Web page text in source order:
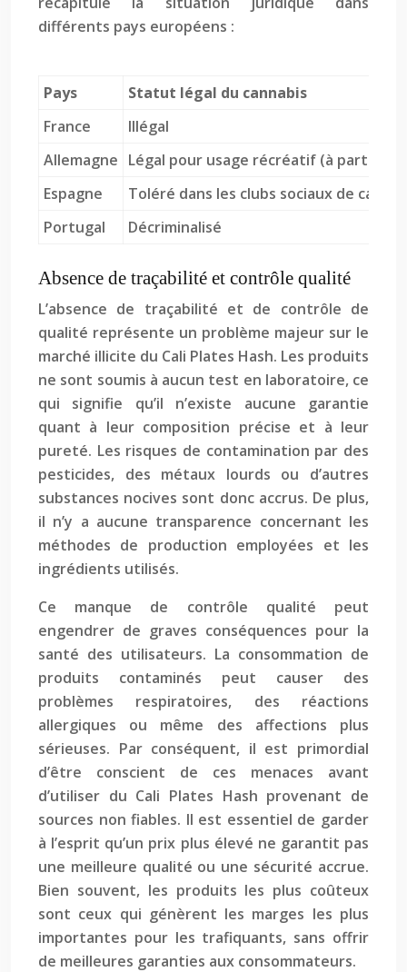
différents pays européens :
Pays
Statut légal du cannabis
France
Illégal
Allemagne Légal pour usage récréatif (à partir de
Espagne
Toléré dans les clubs sociaux de
Portugal
Décriminalisé
Absence de traçabilité et contrôle qualité
L’absence de traçabilité et de contrôle de
qualité représente un problème majeur sur le
marché illicite du Cali Plates Hash. Les produits
ne sont soumis à aucun test en laboratoire, ce
qui signifie qu’il n’existe aucune garantie
quant à leur composition précise et à leur
pureté. Les risques de contamination par des
pesticides, des métaux lourds ou d’autres
substances nocives sont donc accrus. De plus,
il n’y a aucune transparence concernant les
méthodes de production employées et les
ingrédients utilisés.
Ce manque de contrôle qualité peut
engendrer de graves conséquences pour la
santé des utilisateurs. La consommation de
produits contaminés peut causer des
problèmes respiratoires, des réactions
allergiques ou même des affections plus
sérieuses. Par conséquent, il est primordial
d’être conscient de ces menaces avant
d’utiliser du Cali Plates Hash provenant de
sources non fiables. Il est essentiel de garder
à l’esprit qu’un prix plus élevé ne garantit pas
une meilleure qualité ou une sécurité accrue.
Bien souvent, les produits les plus coûteux
sont ceux qui génèrent les marges les plus
importantes pour les trafiquants, sans offrir
de meilleures garanties aux consommateurs.